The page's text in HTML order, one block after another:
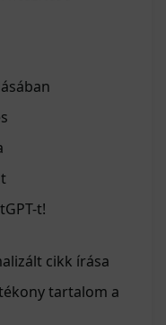
t!
cikk írása
tartalom a